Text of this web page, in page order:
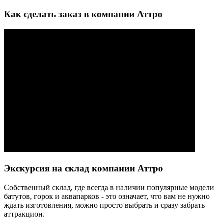
Как сделать заказ в компании Аттро
Экскурсия на склад компании Аттро
Cобственный склад, где всегда в наличии популярные модели
батутов, горок и аквапарков - это означает, что вам не нужно
ждать изготовления, можно просто выбрать и сразу забрать
аттракцион.